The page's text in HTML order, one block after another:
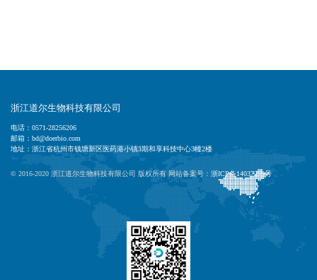
浙江道尔生物科技有限公司
电话：0571-28256206
邮箱：bd@doerbio.com
地址：浙江省杭州市钱塘新区医药港小镇3期和享科技中心3幢2楼
© 2016-2020 浙江道尔生物科技有限公司 版权所有 网站备案号： 浙ICP备14037239号